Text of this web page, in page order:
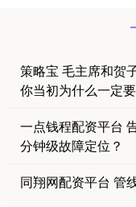
策略宝 毛主席和贺
你当初为什么一定
一点钱程配资平台
分钟级故障定位？
同翔网配资平台 管